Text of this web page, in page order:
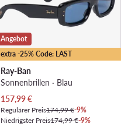
extra -25% Code: LAST
Angebot
Ray-Ban
Sonnenbrillen · Blau
Aktueller Preis
157,99€
Regulärer Preis174,99 €-9%
Niedrigster Preis174,99 €-9%